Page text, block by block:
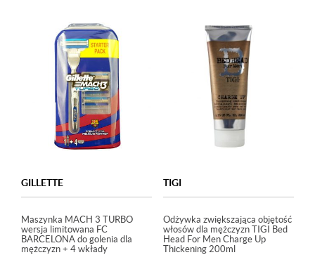
GILLETTE
Maszynka MACH 3 TURBO
wersja limitowana FC
BARCELONA do golenia dla
mężczyzn + 4 wkłady
TIGI
Odżywka zwiększająca objętość
włosów dla mężczyzn TIGI Bed
Head For Men Charge Up
Thickening 200ml